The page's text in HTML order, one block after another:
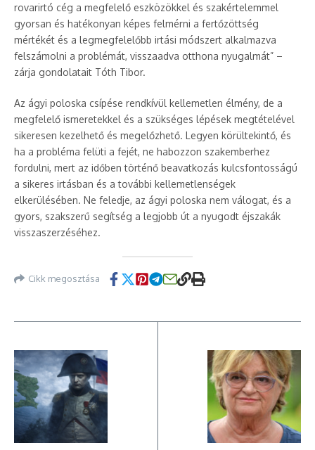
rovarirtó cég a megfelelő eszközökkel és szakértelemmel
gyorsan és hatékonyan képes felmérni a fertőzöttség
mértékét és a legmegfelelőbb irtási módszert alkalmazva
felszámolni a problémát, visszaadva otthona nyugalmát” –
zárja gondolatait Tóth Tibor.
Az ágyi poloska csípése rendkívül kellemetlen élmény, de a
megfelelő ismeretekkel és a szükséges lépések megtételével
sikeresen kezelhető és megelőzhető. Legyen körültekintő, és
ha a probléma felüti a fejét, ne habozzon szakemberhez
fordulni, mert az időben történő beavatkozás kulcsfontosságú
a sikeres irtásban és a további kellemetlenségek
elkerülésében. Ne feledje, az ágyi poloska nem válogat, és a
gyors, szakszerű segítség a legjobb út a nyugodt éjszakák
visszaszerzéséhez.
Cikk megosztása